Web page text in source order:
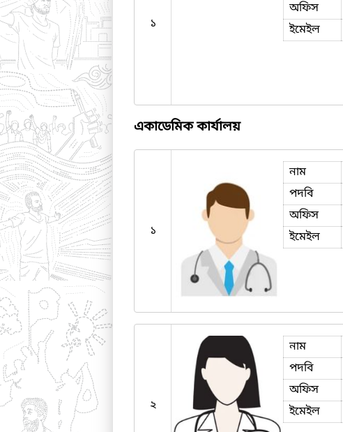
১
অফিস
ইমেইল
একাডেমিক কার্যালয়
১
নাম
পদবি
অফিস
ইমেইল
২
নাম
পদবি
অফিস
ইমেইল